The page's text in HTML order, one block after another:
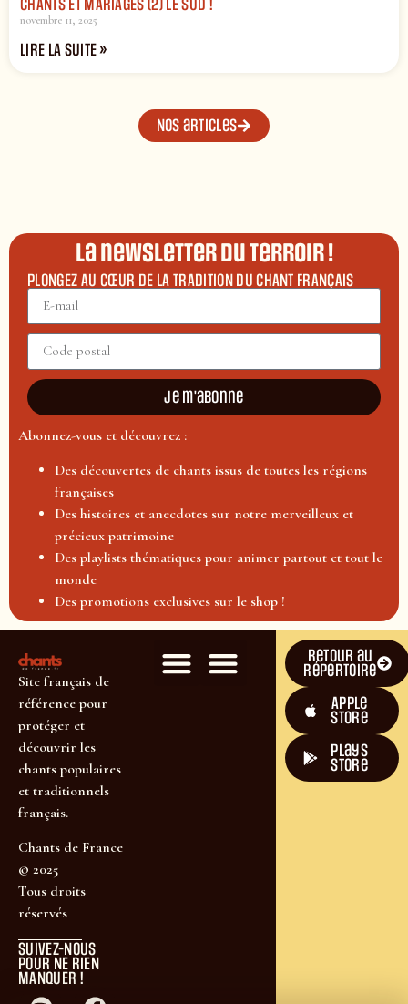
CHANTS ET MARIAGES (2) LE SUD !
novembre 11, 2025
LIRE LA SUITE »
Nos articles
La newsletter du terroir !
PLONGEZ AU CŒUR DE LA TRADITION DU CHANT FRANÇAIS
Je m'abonne
Abonnez-vous et découvrez :
Des découvertes de chants issus de toutes les régions
françaises
Des histoires et anecdotes sur notre merveilleux et
précieux patrimoine
Des playlists thématiques pour animer partout et tout le
monde
Des promotions exclusives sur le shop !
Site français de
référence pour
protéger et
découvrir les
chants populaires
et traditionnels
français.
Chants de France
© 2025
Tous droits
réservés
SUIVEZ-NOUS
POUR NE RIEN
MANQUER !
Retour au
répertoire
Apple
Store
plays
store